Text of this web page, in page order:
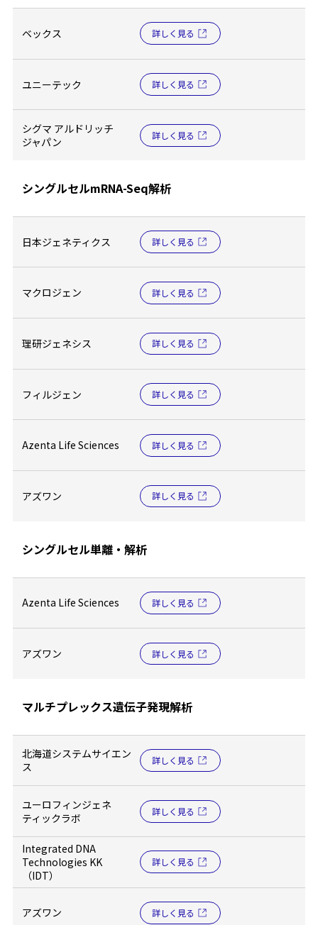
ベックス 詳しく見る
ユニーテック 詳しく見る
シグマ アルドリッチ
ジャパン
詳しく見る
シングルセルmRNA-Seq解析
日本ジェネティクス 詳しく見る
マクロジェン 詳しく見る
理研ジェネシス 詳しく見る
フィルジェン 詳しく見る
Azenta Life Sciences 詳しく見る
アズワン 詳しく見る
シングルセル単離・解析
Azenta Life Sciences 詳しく見る
アズワン 詳しく見る
マルチプレックス遺伝子発現解析
北海道システムサイエン
ス
詳しく見る
ユーロフィンジェネ
ティックラボ
詳しく見る
Integrated DNA
Technologies KK
（IDT）
詳しく見る
アズワン 詳しく見る